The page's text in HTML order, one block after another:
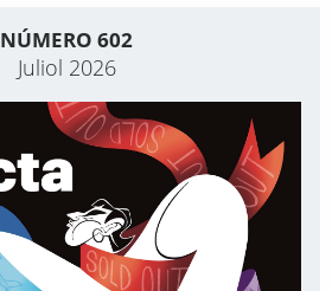
NÚMERO 602
Juliol 2026